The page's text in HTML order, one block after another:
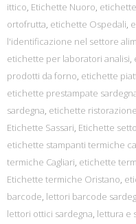
ittico, Etichette Nuoro,
ortofrutta, etichette Ospedali,
l'identificazione nel settore
etichette per laboratori analisi,
prodotti da forno, etichette
etichette prestampate
sardegna, etichette
Etichette Sassari, Etichette
etichette stampanti termiche
termiche Cagliari, etichette
Etichette termiche Oristano,
barcode, lettori barcode
lettori ottici sardegna, lettura e